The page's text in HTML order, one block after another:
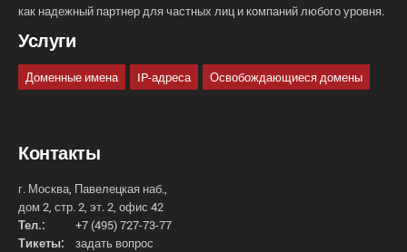
как надежный партнер для частных лиц и компаний любого уровня.
Услуги
Доменные имена IP-адреса Освобождающиеся домены
Контакты
г. Москва, Павелецкая наб.,
дом 2, стр. 2, эт. 2, офис 42
Тел.:
+7 (495) 727-73-77
Тикеты:
задать вопрос